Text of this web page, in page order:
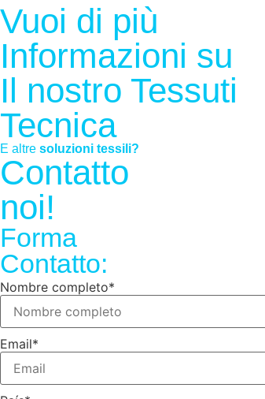
Vuoi di più
Informazioni su
Il nostro Tessuti
Tecnica
E altre soluzioni tessili?
Contatto
noi!
Forma
Contatto:
Nombre completo*
Email*